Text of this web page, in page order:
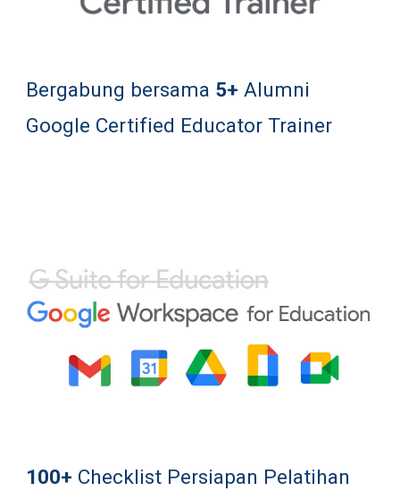
Bergabung bersama 5+ Alumni
Google Certified Educator Trainer
100+ Checklist Persiapan Pelatihan